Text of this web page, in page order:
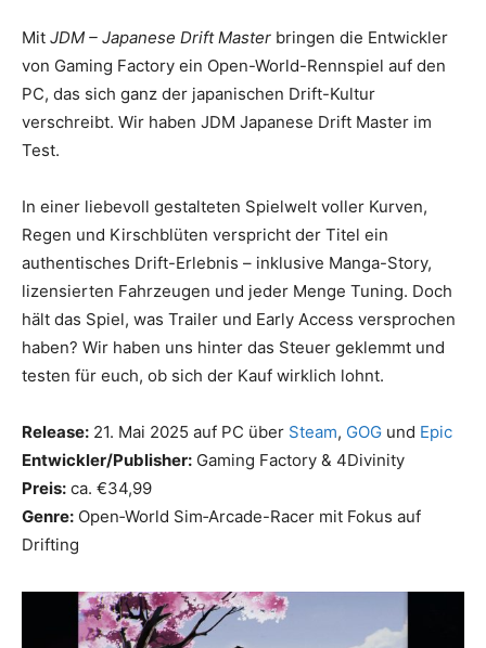
Mit JDM – Japanese Drift Master bringen die Entwickler
von Gaming Factory ein Open-World-Rennspiel auf den
PC, das sich ganz der japanischen Drift-Kultur
verschreibt. Wir haben JDM Japanese Drift Master im
Test.
In einer liebevoll gestalteten Spielwelt voller Kurven,
Regen und Kirschblüten verspricht der Titel ein
authentisches Drift-Erlebnis – inklusive Manga-Story,
lizensierten Fahrzeugen und jeder Menge Tuning. Doch
hält das Spiel, was Trailer und Early Access versprochen
haben? Wir haben uns hinter das Steuer geklemmt und
testen für euch, ob sich der Kauf wirklich lohnt.
Release: 21. Mai 2025 auf PC über Steam, GOG und Epic
Entwickler/Publisher: Gaming Factory & 4Divinity
Preis: ca. €34,99
Genre: Open‑World Sim‑Arcade-Racer mit Fokus auf
Drifting